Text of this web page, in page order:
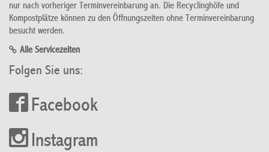
nur nach vorheriger Terminvereinbarung an. Die Recyclinghöfe und
Kompostplätze können zu den Öffnungszeiten ohne Terminvereinbarung
besucht werden.
Alle Servicezeiten
Folgen Sie uns:
Facebook
Instagram